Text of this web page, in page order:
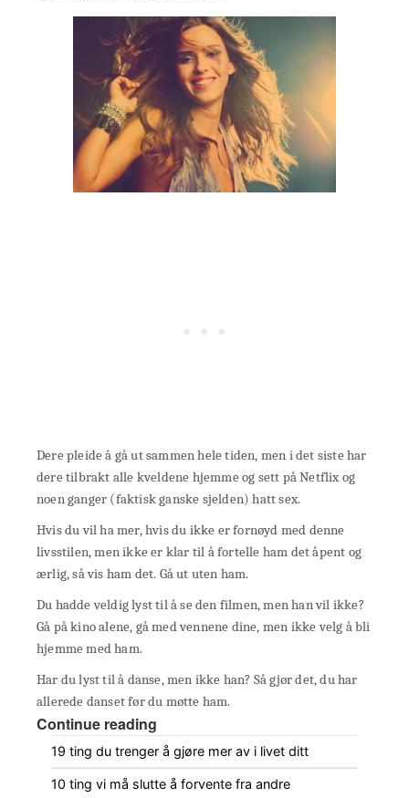
Dere pleide å gå ut sammen hele tiden, men i det siste har
dere tilbrakt alle kveldene hjemme og sett på Netflix og
noen ganger (faktisk ganske sjelden) hatt sex.
Hvis du vil ha mer, hvis du ikke er fornøyd med denne
livsstilen, men ikke er klar til å fortelle ham det åpent og
ærlig, så vis ham det. Gå ut uten ham.
Du hadde veldig lyst til å se den filmen, men han vil ikke?
Gå på kino alene, gå med vennene dine, men ikke velg å bli
hjemme med ham.
Har du lyst til å danse, men ikke han? Så gjør det, du har
allerede danset før du møtte ham.
Continue reading
19 ting du trenger å gjøre mer av i livet ditt
10 ting vi må slutte å forvente fra andre